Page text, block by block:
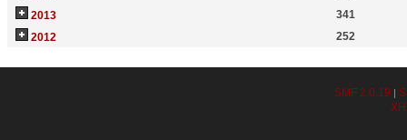
2013
341
2012
252
SMF 2.0.19